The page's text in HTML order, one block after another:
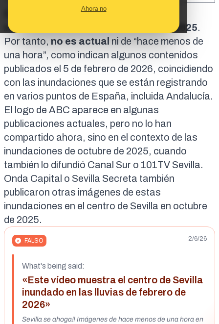
Ahora no
El vídeo que circula del centro de Sevilla
inundado
es real, pero de octubre de 2025.
Por tanto, no es actual ni de “hace menos de
una hora”, como indican algunos contenidos
publicados el 5 de febrero de 2026, coincidiendo
con las inundaciones que se están registrando
en varios puntos de España, incluida Andalucía.
El logo de ABC aparece en algunas
publicaciones actuales, pero no lo han
compartido ahora, sino en el contexto de las
inundaciones de octubre de 2025, cuando
también lo difundió Canal Sur o 101TV Sevilla.
Onda Capital o Sevilla Secreta también
publicaron otras imágenes de estas
inundaciones en el centro de Sevilla en octubre
de 2025.
FALSO 2/6/26
What's being said:
«Este vídeo muestra el centro de Sevilla
inundado en las lluvias de febrero de
2026»
Sevilla se ahoga‼️ Imágenes de hace menos de una hora en